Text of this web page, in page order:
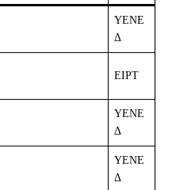
ΥΕΝΕ
Δ
ΕΙΡΤ
ΥΕΝΕ
Δ
ΥΕΝΕ
Δ